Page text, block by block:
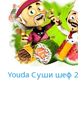
Youda Суши шеф 2